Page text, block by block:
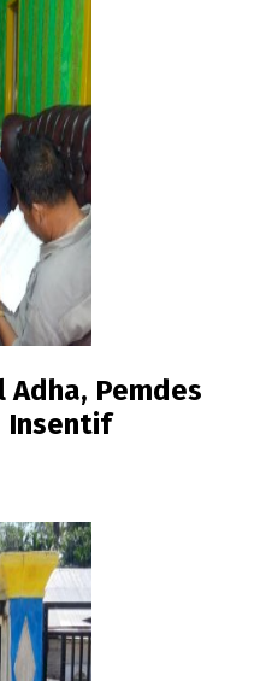
Adha, Pemdes
Insentif